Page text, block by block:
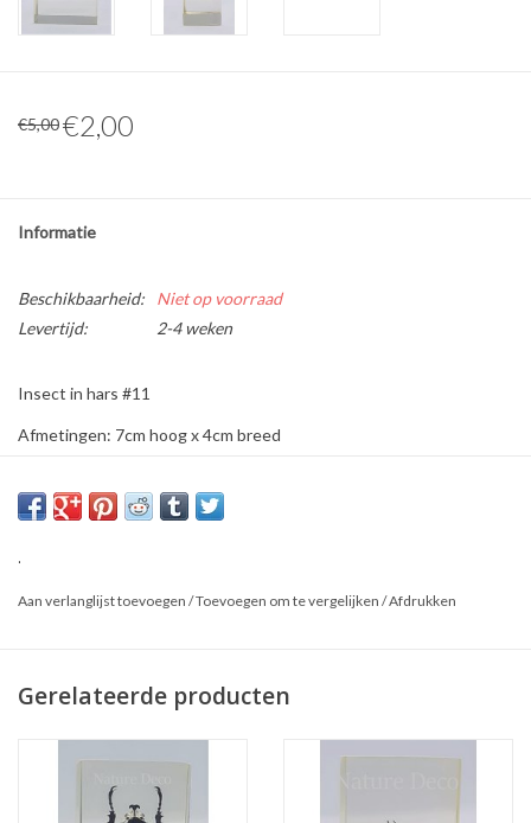
Overige naturalia
€5,00€2,00
Informatie
Beschikbaarheid:
Niet op voorraad
Levertijd:
2-4 weken
Insect in hars #11
Afmetingen: 7cm hoog x 4cm breed
de foto
.
Aan verlanglijst toevoegen /Toevoegen om te vergelijken /Afdrukken
Gerelateerde producten